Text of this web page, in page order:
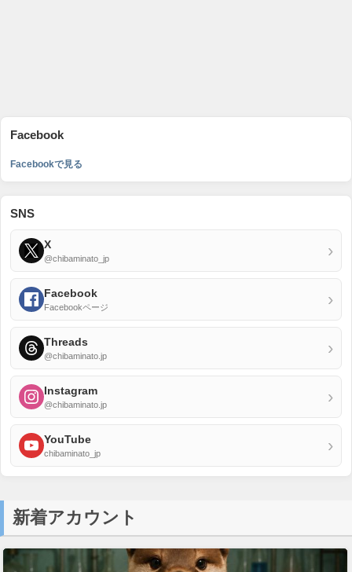
Facebook
Facebookで見る
SNS
X
@chibaminato_jp ›
Facebook
Facebookページ ›
Threads
@chibaminato.jp ›
Instagram
@chibaminato.jp ›
YouTube
chibaminato_jp ›
新着アカウント